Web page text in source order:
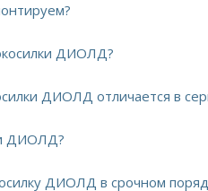
ДИОЛД?
ДИОЛД отличается в
ДИОЛД?
ДИОЛД в срочном